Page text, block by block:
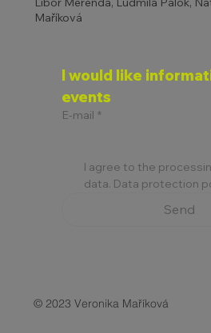
Maříková
I would like
events
E-mail *
I agree to the
data. Data protection
Send
© 2023 Veronika Maříková